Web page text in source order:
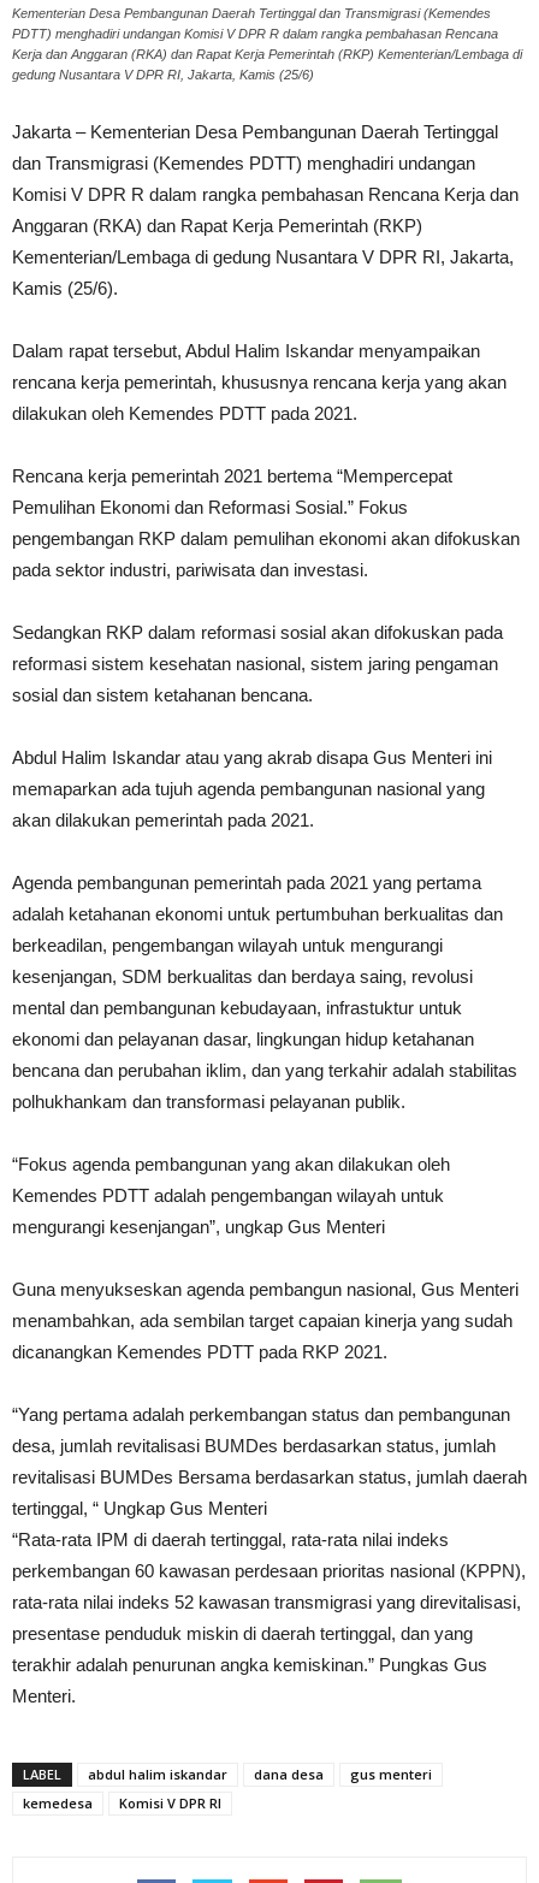
Kementerian Desa Pembangunan Daerah Tertinggal dan Transmigrasi (Kemendes
PDTT) menghadiri undangan Komisi V DPR R dalam rangka pembahasan Rencana
Kerja dan Anggaran (RKA) dan Rapat Kerja Pemerintah (RKP) Kementerian/Lembaga di
gedung Nusantara V DPR RI, Jakarta, Kamis (25/6)
Jakarta – Kementerian Desa Pembangunan Daerah Tertinggal
dan Transmigrasi (Kemendes PDTT) menghadiri undangan
Komisi V DPR R dalam rangka pembahasan Rencana Kerja dan
Anggaran (RKA) dan Rapat Kerja Pemerintah (RKP)
Kementerian/Lembaga di gedung Nusantara V DPR RI, Jakarta,
Kamis (25/6).
Dalam rapat tersebut, Abdul Halim Iskandar menyampaikan
rencana kerja pemerintah, khususnya rencana kerja yang akan
dilakukan oleh Kemendes PDTT pada 2021.
Rencana kerja pemerintah 2021 bertema “Mempercepat
Pemulihan Ekonomi dan Reformasi Sosial.” Fokus
pengembangan RKP dalam pemulihan ekonomi akan difokuskan
pada sektor industri, pariwisata dan investasi.
Sedangkan RKP dalam reformasi sosial akan difokuskan pada
reformasi sistem kesehatan nasional, sistem jaring pengaman
sosial dan sistem ketahanan bencana.
Abdul Halim Iskandar atau yang akrab disapa Gus Menteri ini
memaparkan ada tujuh agenda pembangunan nasional yang
akan dilakukan pemerintah pada 2021.
Agenda pembangunan pemerintah pada 2021 yang pertama
adalah ketahanan ekonomi untuk pertumbuhan berkualitas dan
berkeadilan, pengembangan wilayah untuk mengurangi
kesenjangan, SDM berkualitas dan berdaya saing, revolusi
mental dan pembangunan kebudayaan, infrastuktur untuk
ekonomi dan pelayanan dasar, lingkungan hidup ketahanan
bencana dan perubahan iklim, dan yang terkahir adalah stabilitas
polhukhankam dan transformasi pelayanan publik.
“Fokus agenda pembangunan yang akan dilakukan oleh
Kemendes PDTT adalah pengembangan wilayah untuk
mengurangi kesenjangan”, ungkap Gus Menteri
Guna menyukseskan agenda pembangun nasional, Gus Menteri
menambahkan, ada sembilan target capaian kinerja yang sudah
dicanangkan Kemendes PDTT pada RKP 2021.
“Yang pertama adalah perkembangan status dan pembangunan
desa, jumlah revitalisasi BUMDes berdasarkan status, jumlah
revitalisasi BUMDes Bersama berdasarkan status, jumlah daerah
tertinggal, “ Ungkap Gus Menteri
“Rata-rata IPM di daerah tertinggal, rata-rata nilai indeks
perkembangan 60 kawasan perdesaan prioritas nasional (KPPN),
rata-rata nilai indeks 52 kawasan transmigrasi yang direvitalisasi,
presentase penduduk miskin di daerah tertinggal, dan yang
terakhir adalah penurunan angka kemiskinan.” Pungkas Gus
Menteri.
LABEL abdul halim iskandar dana desa
gus menteri
kemedesa
Komisi V DPR RI